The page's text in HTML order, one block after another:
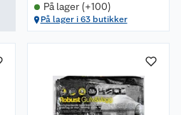
På lager (+100)
På lager i 63 butikker